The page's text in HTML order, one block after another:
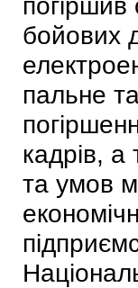
бойових
пальне
кадрів, а
та умов